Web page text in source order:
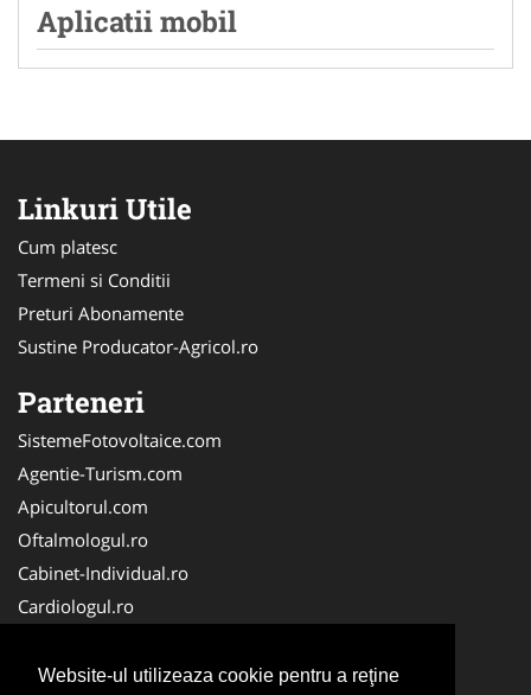
Website-ul utilizeaza cookie pentru a reţine
Aplicatii mobil
Linkuri Utile
Cum platesc
Termeni si Conditii
Preturi Abonamente
Sustine Producator-Agricol.ro
Parteneri
SistemeFotovoltaice.com
Agentie-Turism.com
Apicultorul.com
Oftalmologul.ro
Cabinet-Individual.ro
Cardiologul.ro
CramaVinuri.ro